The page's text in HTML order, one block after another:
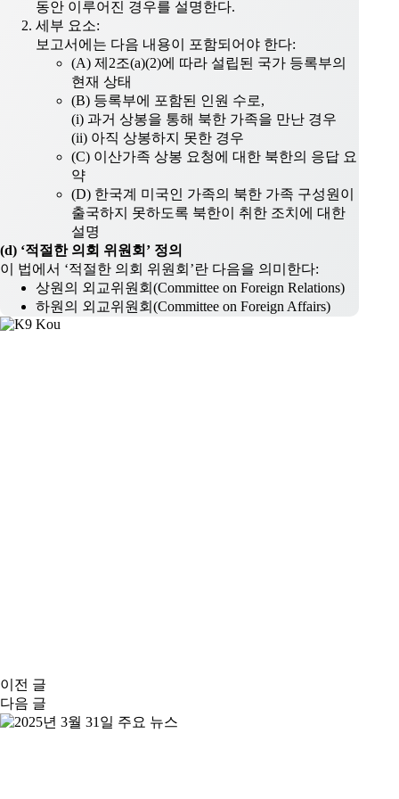
동안 이루어진 경우를 설명한다.
세부 요소:
보고서에는 다음 내용이 포함되어야 한다:
(A) 제2조(a)(2)에 따라 설립된 국가 등록부의
현재 상태
(B) 등록부에 포함된 인원 수로,
(i) 과거 상봉을 통해 북한 가족을 만난 경우
(ii) 아직 상봉하지 못한 경우
(C) 이산가족 상봉 요청에 대한 북한의 응답 요
약
(D) 한국계 미국인 가족의 북한 가족 구성원이
출국하지 못하도록 북한이 취한 조치에 대한
설명
(d) ‘적절한 의회 위원회’ 정의
이 법에서 ‘적절한 의회 위원회’란 다음을 의미한다:
상원의 외교위원회(Committee on Foreign Relations)
하원의 외교위원회(Committee on Foreign Affairs)
이전 글
다음 글